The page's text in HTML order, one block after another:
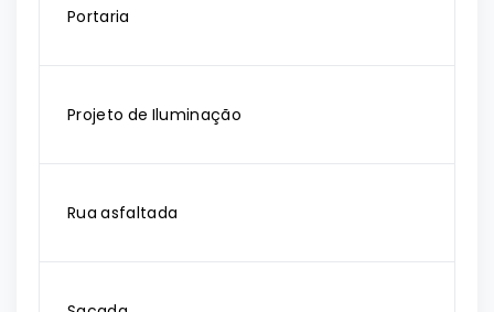
Portaria
Projeto de Iluminação
Rua asfaltada